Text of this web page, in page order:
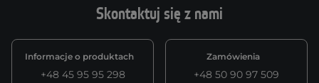
Skontaktuj się z nami
Informacje o produktach
+48 45 95 95 298
Zamówienia
+48 50 90 97 509